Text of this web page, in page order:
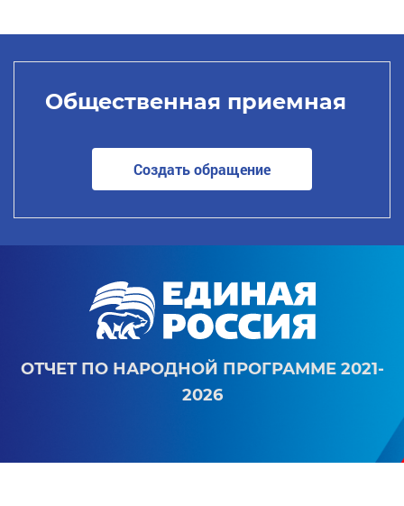
Общественная приемная
Создать обращение
ОТЧЕТ ПО НАРОДНОЙ ПРОГРАММЕ 2021-
2026